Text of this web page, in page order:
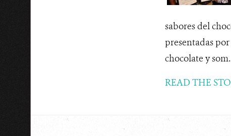
sabores del
presentadas
chocolate y
READ THE